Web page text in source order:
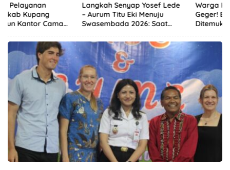
Langkah Senyap Yosef Lede
– Aurum Titu Eki Menuju
Swasembada 2026: Saat
Petani Kabupaten Kupang
Warga Kelurahan Nonbes
Geger! Bayi Perempuan
Ditemukan dalam Kardus di
Kabupaten Kupang